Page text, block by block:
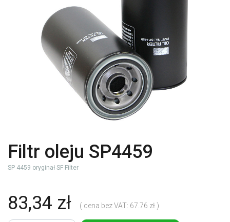
Filtr oleju SP4459
SP 4459 oryginał SF Filter
83,34 zł ( cena bez VAT: 67.76 zł )